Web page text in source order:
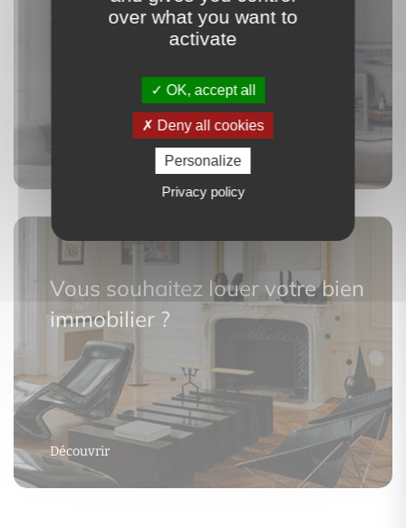
votre bien ?
Découvrir
Vous souhaitez louer votre bien
immobilier ?
Découvrir
over what you want to
activate
OK, accept all
Deny all cookies
Personalize
Privacy policy